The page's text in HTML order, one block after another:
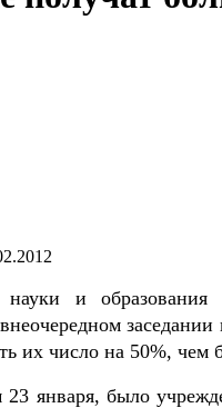
и образования
их число на 50%, чем
января, было